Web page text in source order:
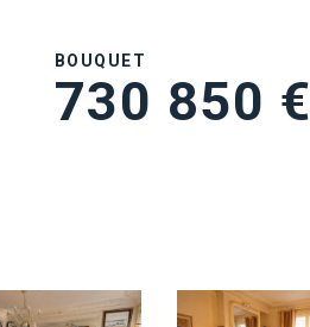
BOUQUET
730 850 €